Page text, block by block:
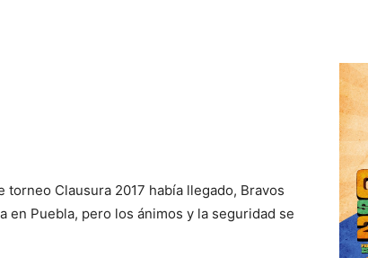
Clausura 2017 había llegado, Bravos
Puebla, pero los ánimos y la seguridad se